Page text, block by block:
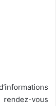
rendez-vous